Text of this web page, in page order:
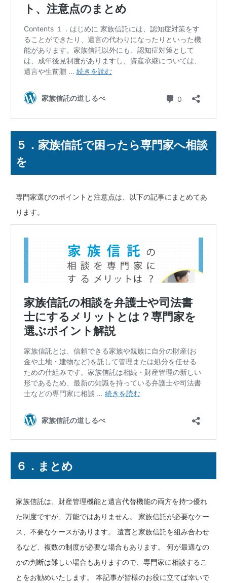
５．家族信託で困ったら専門家へ相談
を
専門家選びのポイントと注意点は、以下の記事にまとめてあ
ります。
６．まとめ
家族信託は、財産管理機能と遺言代替機能の両方を持つ優れ
た制度ですが、万能ではありません。 家族信託が必要なケー
ス、不要なケースがあります。 遺言と家族信託を組み合わせ
るなど、複数の制度が必要な場合もあります。 何が最適なの
かの判断は難しい場合もありますので、専門家に相談するこ
とをお勧めいたします。 本記事が皆様のお役に立てば幸いで